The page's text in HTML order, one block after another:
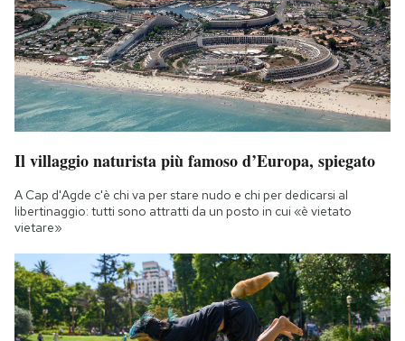
Il villaggio naturista più famoso d’Europa, spiegato
A Cap d'Agde c'è chi va per stare nudo e chi per dedicarsi al
libertinaggio: tutti sono attratti da un posto in cui «è vietato
vietare»